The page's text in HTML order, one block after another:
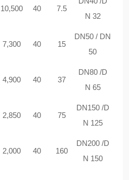
10,500 40 7.5
N 32
7,300 40 15
DN50 / DN
50
4,900 40 37
DN80 /D
N 65
2,850 40 75
DN150 /D
N 125
2,000 40 160
DN200 /D
N 150